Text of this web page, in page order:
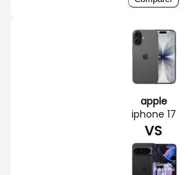
apple
iphone 17
VS